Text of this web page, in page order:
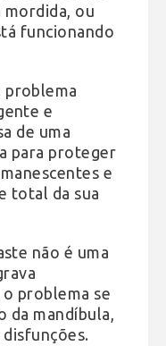
mordida, ou
funcionando
problema
e
de uma
para proteger
e
total da sua
não é uma
problema se
da mandíbula,